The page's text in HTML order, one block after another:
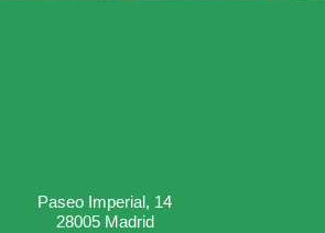
Paseo Imperial, 14
28005 Madrid